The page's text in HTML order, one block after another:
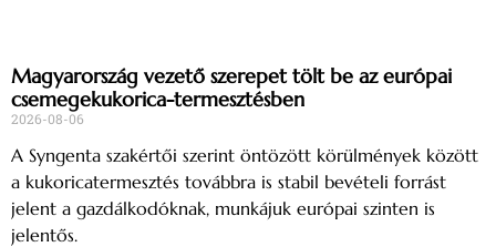
Magyarország vezető szerepet tölt be az európai
csemegekukorica-termesztésben
2026-08-06
A Syngenta szakértői szerint öntözött körülmények között
a kukoricatermesztés továbbra is stabil bevételi forrást
jelent a gazdálkodóknak, munkájuk európai szinten is
jelentős.